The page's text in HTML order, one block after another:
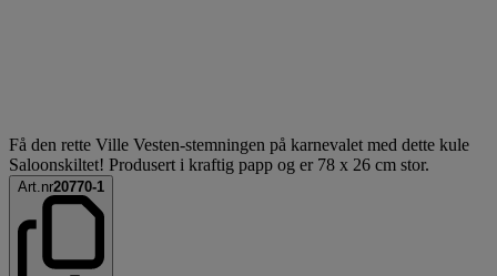
Få den rette Ville Vesten-stemningen på karnevalet med dette kule
Saloonskiltet! Produsert i kraftig papp og er 78 x 26 cm stor.
Art.nr20770-1